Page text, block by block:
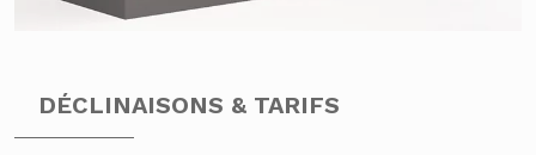
DÉCLINAISONS & TARIFS